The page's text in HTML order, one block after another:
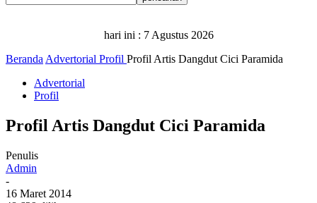
hari ini : 7 Agustus 2026
Beranda Advertorial Profil Profil Artis Dangdut Cici Paramida
Advertorial
Profil
Profil Artis Dangdut Cici Paramida
Penulis
Admin
-
16 Maret 2014